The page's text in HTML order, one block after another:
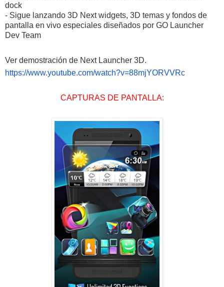
dock
- Sigue lanzando 3D Next widgets, 3D temas y fondos de
pantalla en vivo especiales diseñados por GO Launcher
Dev Team
Ver demostración de Next Launcher 3D.
https://www.youtube.com/watch?v=88mjYORVVRc
CAPTURAS DE PANTALLA: